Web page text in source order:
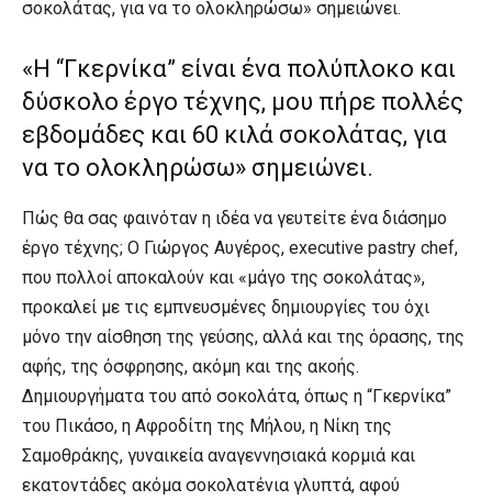
σοκολάτας, για να το ολοκληρώσω» σημειώνει.
«Η “Γκερνίκα” είναι ένα πολύπλοκο και
δύσκολο έργο τέχνης, μου πήρε πολλές
εβδομάδες και 60 κιλά σοκολάτας, για
να το ολοκληρώσω» σημειώνει.
Πώς θα σας φαινόταν η ιδέα να γευτείτε ένα διάσημο
έργο τέχνης; O Γιώργος Αυγέρος, executive pastry chef,
που πολλοί αποκαλούν και «μάγο της σοκολάτας»,
προκαλεί με τις εμπνευσμένες δημιουργίες του όχι
μόνο την αίσθηση της γεύσης, αλλά και της όρασης, της
αφής, της όσφρησης, ακόμη και της ακοής.
Δημιουργήματα του από σοκολάτα, όπως η “Γκερνίκα”
του Πικάσο, η Αφροδίτη της Μήλου, η Νίκη της
Σαμοθράκης, γυναικεία αναγεννησιακά κορμιά και
εκατοντάδες ακόμα σοκολατένια γλυπτά, αφού